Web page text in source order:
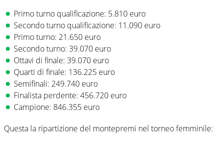
Primo turno qualificazione: 5.810 euro
Secondo turno qualificazione: 11.090 euro
Primo turno: 21.650 euro
Secondo turno: 39.070 euro
Ottavi di finale: 39.070 euro
Quarti di finale: 136.225 euro
Semifinali: 249.740 euro
Finalista perdente: 456.720 euro
Campione: 846.355 euro
Questa la ripartizione del montepremi nel torneo femminile: